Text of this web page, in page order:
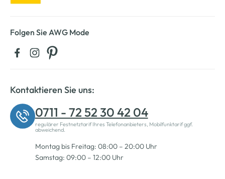
Folgen Sie AWG Mode
Kontaktieren Sie uns:
0711 - 72 52 30 42 04
regulärer Festnetztarif Ihres Telefonanbieters, Mobilfunktarif ggf.
abweichend.
Montag bis Freitag: 08:00 – 20:00 Uhr
Samstag: 09:00 – 12:00 Uhr